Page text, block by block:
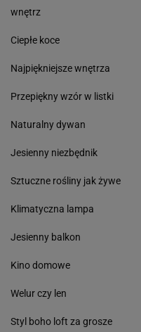
wnętrz
Ciepłe koce
Najpiękniejsze wnętrza
Przepiękny wzór w listki
Naturalny dywan
Jesienny niezbędnik
Sztuczne rośliny jak żywe
Klimatyczna lampa
Jesienny balkon
Kino domowe
Welur czy len
Styl boho loft za grosze